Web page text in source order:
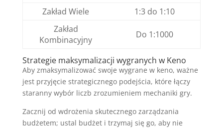
Zakład Wiele
1:3 do 1:10
Zakład
Kombinacyjny
Do 1:1000
Strategie maksymalizacji wygranych w Keno
Aby zmaksymalizować swoje wygrane w keno, ważne
jest przyjęcie strategicznego podejścia, które łączy
staranny wybór liczb zrozumieniem mechaniki gry.
Zacznij od wdrożenia skutecznego zarządzania
budżetem; ustal budżet i trzymaj się go, aby nie